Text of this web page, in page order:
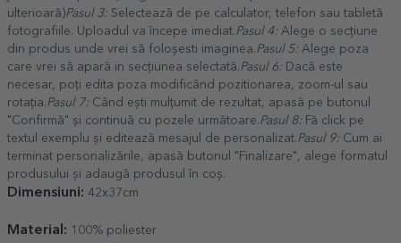
ulterioară)Pasul 3: Selectează de pe calculator, telefon sau tabletă
fotografiile. Uploadul va începe imediat. Pasul 4: Alege o secțiune
din produs unde vrei să foloșesti imaginea. Pasul 5: Alege poza
care vrei să apară in secțiunea selectată. Pasul 6: Dacă este
necesar, poți edita poza modificând pozitionarea, zoom-ul sau
rotația. Pasul 7: Când ești mulțumit de rezultat, apasă pe butonul
"Confirmă" și continuă cu pozele următoare. Pasul 8: Fă click pe
textul exemplu și editează mesajul de personalizat. Pasul 9: Cum ai
terminat personalizările, apasă butonul "Finalizare", alege formatul
produsului și adaugă produsul în coș.
Dimensiuni: 42x37cm
Material: 100% poliester